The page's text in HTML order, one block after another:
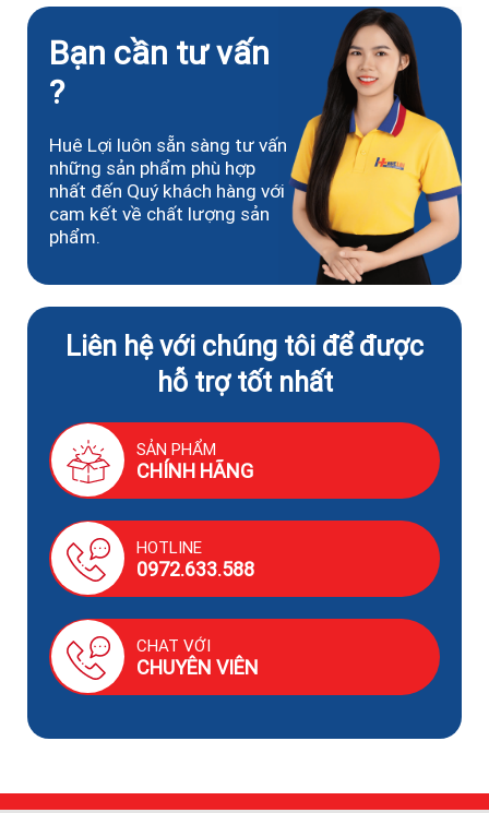
Bạn cần tư vấn
?
Huê Lợi luôn sẵn sàng tư vấn
những sản phẩm phù hợp
nhất đến Quý khách hàng với
cam kết về chất lượng sản
phẩm.
Liên hệ với chúng tôi để được
hỗ trợ tốt nhất
SẢN PHẨM
CHÍNH HÃNG
HOTLINE
0972.633.588
CHAT VỚI
CHUYÊN VIÊN